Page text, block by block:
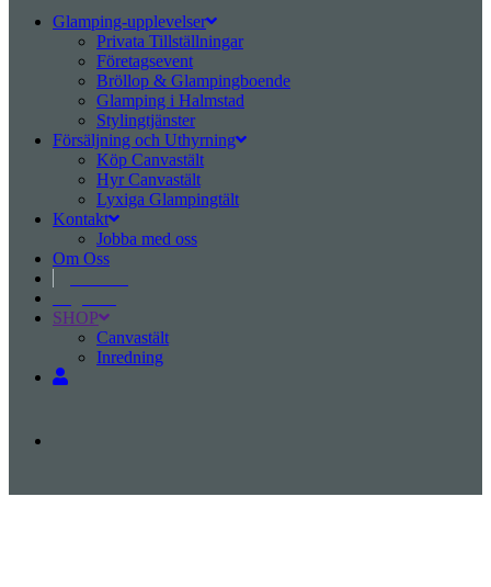
Glamping-upplevelser
Privata Tillställningar
Företagsevent
Bröllop & Glampingboende
Glamping i Halmstad
Stylingtjänster
Försäljning och Uthyrning
Köp Canvastält
Hyr Canvastält
Lyxiga Glampingtält
Kontakt
Jobba med oss
Om Oss
SHOP
Canvastält
Inredning